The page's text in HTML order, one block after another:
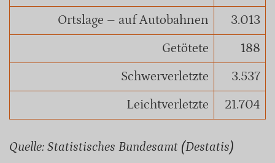
Ortslage – auf Autobahnen
3.013
Getötete
188
Schwerverletzte
3.537
Leichtverletzte
21.704
Quelle: Statistisches Bundesamt (Destatis)